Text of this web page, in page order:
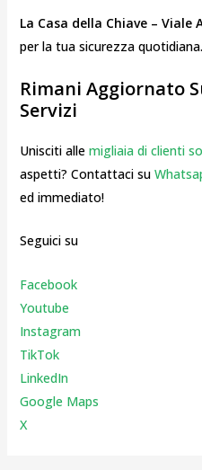
La Casa della Chiave – Viale
per la tua sicurezza quotidiana.
Rimani Aggiornato
Servizi
Unisciti alle migliaia di clienti
aspetti? Contattaci su
ed immediato!
Seguici su
Facebook
Youtube
Instagram
TikTok
LinkedIn
Google Maps
X